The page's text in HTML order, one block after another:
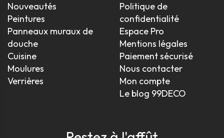
Nouveautés
Peintures
Panneaux muraux de
douche
Cuisine
Moulures
Verrières
Politique de
confidentialité
Espace Pro
Mentions légales
Paiement sécurisé
Nous contacter
Mon compte
Le blog 99DECO